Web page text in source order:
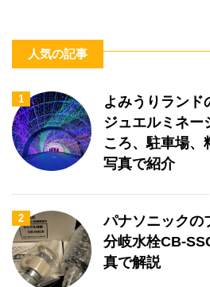
人気の記事
1
よみうりランド
ジュエルミネー
ころ、駐車場、
写真で紹介
2
パナソニックの
分岐水栓CB-
真で解説